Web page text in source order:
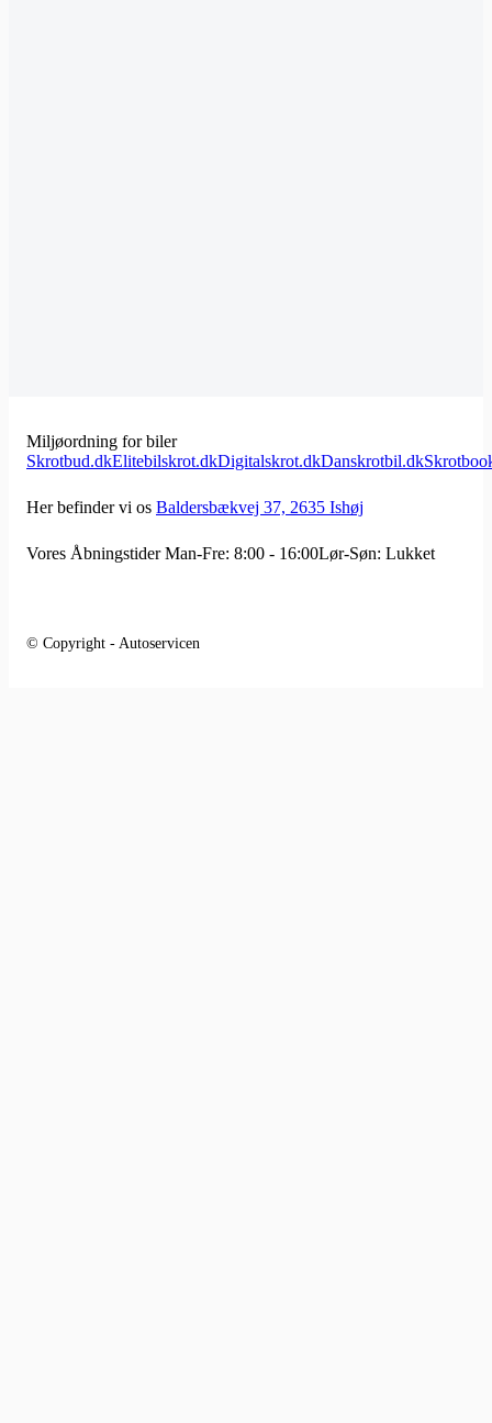
Miljøordning for biler
Skrotbud.dkElitebilskrot.dkDigitalskrot.dkDanskrotbil.dk
Her befinder vi os Baldersbækvej 37, 2635 Ishøj
Vores Åbningstider Man-Fre: 8:00 - 16:00Lør-Søn: Lukket
© Copyright - Autoservicen